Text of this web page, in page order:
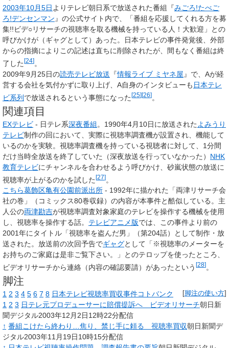
2003年10月5日よりテレビ朝日系で放送された番組『みごろ!たべご
ろ!デンセンマン』の公式サイト内で、「番組を応援してくれる方を募
集!!ビデ○リサーチの視聴率を取る機械を持っている人！大歓迎」との
呼びかけが（ギャグとして）あった。日本テレビの事件発覚後、外部
からの指摘によりこの記述は直ちに削除されたが、間もなく番組は終
了した [24] 。
2009年9月25日の読売テレビ放送 『情報ライブ ミヤネ屋 』で、Aが経
営する会社を気付かずに取り上げ、A自身のインタビューも 日本テレ
ビ系列 で放送されるという事態になった [25][26] 。
関連項目
EXテレビ - 日テレ系深夜番組 。1990年4月10日に放送された よみうり
テレビ制作の回において、実際に視聴率調査機が設置され、機能して
いるのかを実験。視聴率調査機を持っている視聴者に対して、1分間
だけ当時全放送を終了していた（深夜放送を行っていなかった） NHK
教育テレビにチャンネルを合わせるよう呼びかけ、砂嵐状態の放送に
視聴率が上がるのかを試した[27]。
こちら葛飾区亀有公園前派出所 - 1992年に描かれた「両津リサーチ会
社の巻」（コミックス80巻収録）の内容が本事件と酷似している。主
人公の両津勘吉が視聴率調査対象家庭のテレビを操作する機械を使用
し、視聴率を操作する話。 テレビアニメ版では、この事件より前の
2001年にタイトル「視聴率を盗んだ男」（第204話）として制作・放
送された。放送前の次回予告でギャグとして「※視聴率のメーターを
お持ちのご家庭は是非ご覧下さい。」とのテロップを使ったところ、
ビデオリサーチから連絡（内容の確認要請）があったという [28] 。
脚注
脚注の使い方
1 2 3 4 5 6 7 8 日本テレビ視聴率買収事件コトバンク
1 2 3 日テレ元プロデューサーに賠償提訴へ ビデオリサーチ朝日新
聞デジタル2003年12月2日12時22分配信
↑ 番組こけたら終わり…焦り、禁じ手に頼る 視聴率買収朝日新聞デ
ジタル2003年11月19日10時15分配信